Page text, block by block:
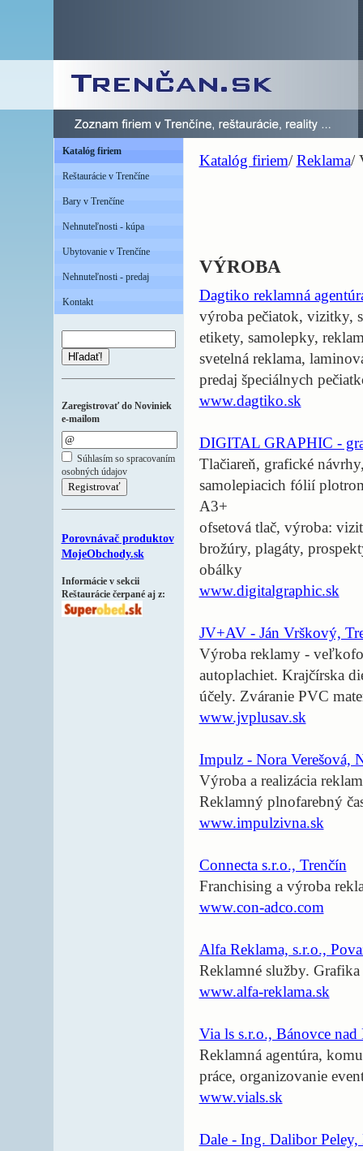
Katalóg firiem
Reštaurácie v Trenčíne
Bary v Trenčíne
Nehnuteľnosti - kúpa
Ubytovanie v Trenčíne
Nehnuteľnosti - predaj
Kontakt
Hľadať!
Zaregistrovať do Noviniek
e-mailom
Súhlasím so spracovaním
osobných údajov
Porovnávač produktov
MojeObchody.sk
Informácie v sekcii
Reštaurácie čerpané aj z:
Katalóg firiem/Reklama/
VÝROBA
Dagtiko reklamná
výroba pečiatok, vizitky,
etikety, samolepky,
svetelná reklama,
predaj špeciálnych
www.dagtiko.sk
DIGITAL GRAPHIC -
Tlačiareň, grafické
samolepiacich fólií
A3+
ofsetová tlač, výroba:
brožúry, plagáty,
obálky
www.digitalgraphic.sk
JV+AV - Ján Vrškový,
Výroba reklamy -
autoplachiet. Krajčírska
účely. Zváranie PVC
www.jvplusav.sk
Impulz - Nora Verešová,
Výroba a realizácia
Reklamný plnofarebný
www.impulzivna.sk
Connecta s.r.o., Trenčín
Franchising a výroba
www.con-adco.com
Alfa Reklama, s.r.o.,
Reklamné služby. Grafika
www.alfa-reklama.sk
Via ls s.r.o., Bánovce nad
Reklamná agentúra,
práce, organizovanie
www.vials.sk
Dale - Ing. Dalibor